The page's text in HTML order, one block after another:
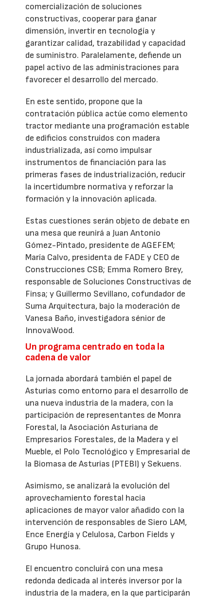
comercialización de soluciones
constructivas, cooperar para ganar
dimensión, invertir en tecnología y
garantizar calidad, trazabilidad y capacidad
de suministro. Paralelamente, defiende un
papel activo de las administraciones para
favorecer el desarrollo del mercado.
En este sentido, propone que la
contratación pública actúe como elemento
tractor mediante una programación estable
de edificios construidos con madera
industrializada, así como impulsar
instrumentos de financiación para las
primeras fases de industrialización, reducir
la incertidumbre normativa y reforzar la
formación y la innovación aplicada.
Estas cuestiones serán objeto de debate en
una mesa que reunirá a Juan Antonio
Gómez-Pintado, presidente de AGEFEM;
María Calvo, presidenta de FADE y CEO de
Construcciones CSB; Emma Romero Brey,
responsable de Soluciones Constructivas de
Finsa; y Guillermo Sevillano, cofundador de
Suma Arquitectura, bajo la moderación de
Vanesa Baño, investigadora sénior de
InnovaWood.
Un programa centrado en toda la
cadena de valor
La jornada abordará también el papel de
Asturias como entorno para el desarrollo de
una nueva industria de la madera, con la
participación de representantes de Monra
Forestal, la Asociación Asturiana de
Empresarios Forestales, de la Madera y el
Mueble, el Polo Tecnológico y Empresarial de
la Biomasa de Asturias (PTEBI) y Sekuens.
Asimismo, se analizará la evolución del
aprovechamiento forestal hacia
aplicaciones de mayor valor añadido con la
intervención de responsables de Siero LAM,
Ence Energía y Celulosa, Carbon Fields y
Grupo Hunosa.
El encuentro concluirá con una mesa
redonda dedicada al interés inversor por la
industria de la madera, en la que participarán